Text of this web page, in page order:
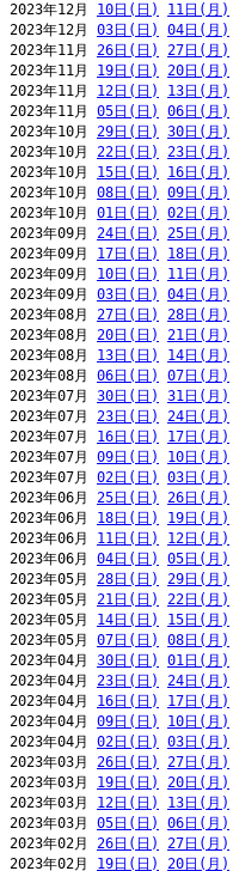
2023年12月 10日(日) 11日(月)
2023年12月 03日(日) 04日(月)
2023年11月 26日(日) 27日(月)
2023年11月 19日(日) 20日(月)
2023年11月 12日(日) 13日(月)
2023年11月 05日(日) 06日(月)
2023年10月 29日(日) 30日(月)
2023年10月 22日(日) 23日(月)
2023年10月 15日(日) 16日(月)
2023年10月 08日(日) 09日(月)
2023年10月 01日(日) 02日(月)
2023年09月 24日(日) 25日(月)
2023年09月 17日(日) 18日(月)
2023年09月 10日(日) 11日(月)
2023年09月 03日(日) 04日(月)
2023年08月 27日(日) 28日(月)
2023年08月 20日(日) 21日(月)
2023年08月 13日(日) 14日(月)
2023年08月 06日(日) 07日(月)
2023年07月 30日(日) 31日(月)
2023年07月 23日(日) 24日(月)
2023年07月 16日(日) 17日(月)
2023年07月 09日(日) 10日(月)
2023年07月 02日(日) 03日(月)
2023年06月 25日(日) 26日(月)
2023年06月 18日(日) 19日(月)
2023年06月 11日(日) 12日(月)
2023年06月 04日(日) 05日(月)
2023年05月 28日(日) 29日(月)
2023年05月 21日(日) 22日(月)
2023年05月 14日(日) 15日(月)
2023年05月 07日(日) 08日(月)
2023年04月 30日(日) 01日(月)
2023年04月 23日(日) 24日(月)
2023年04月 16日(日) 17日(月)
2023年04月 09日(日) 10日(月)
2023年04月 02日(日) 03日(月)
2023年03月 26日(日) 27日(月)
2023年03月 19日(日) 20日(月)
2023年03月 12日(日) 13日(月)
2023年03月 05日(日) 06日(月)
2023年02月 26日(日) 27日(月)
2023年02月 19日(日) 20日(月)